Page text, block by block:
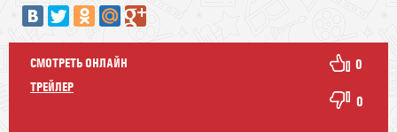
СМОТРЕТЬ ОНЛАЙН
ТРЕЙЛЕР
0
0